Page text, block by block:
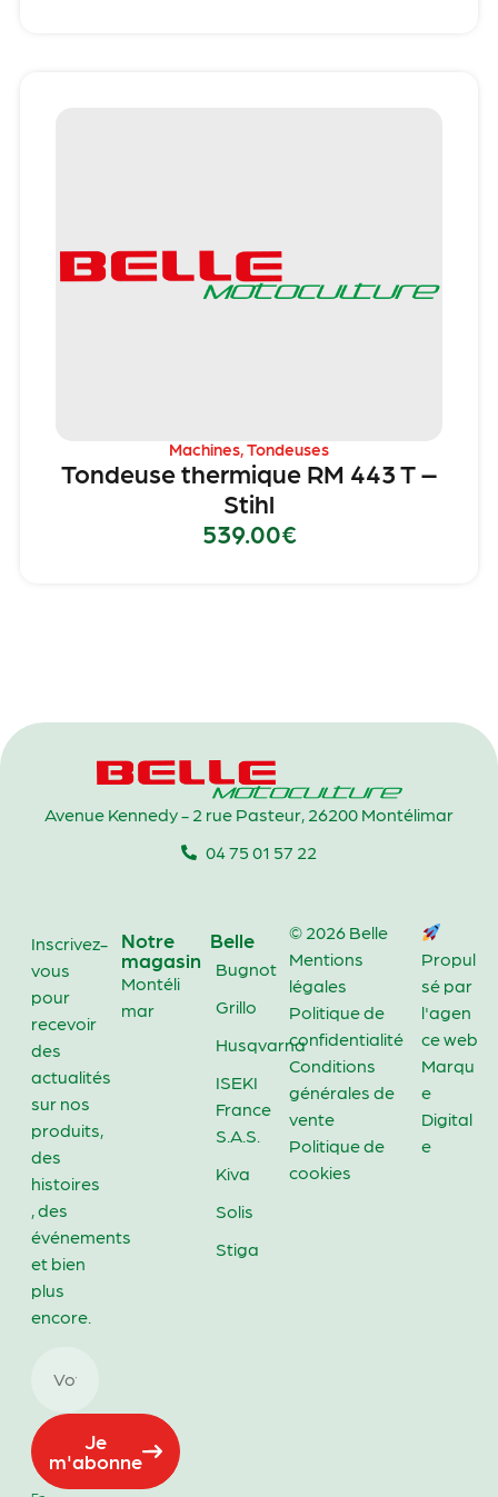
Machines,Tondeuses
Tondeuse thermique RM 443 T –
Stihl
539.00€
Avenue Kennedy - 2 rue Pasteur, 26200 Montélimar
04 75 01 57 22
Inscrivez-
vous
pour
recevoir
des
actualités
sur nos
produits,
des
histoires
, des
événements
et bien
plus
encore.
Je
m'abonne
Notre
magasin
Montéli
mar
Belle
Bugnot
Grillo
Husqvarna
ISEKI
France
S.A.S.
Kiva
Solis
Stiga
© 2026 Belle
Mentions
légales
Politique de
confidentialité
Conditions
générales de
vente
Politique de
cookies
Propul
sé par
l'agen
ce web
Marqu
e
Digital
e